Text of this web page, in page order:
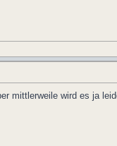
mittlerweile wird es ja